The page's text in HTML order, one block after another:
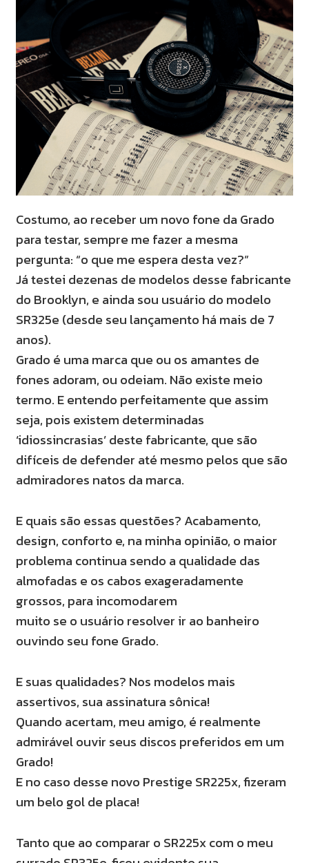
Costumo, ao receber um novo fone da Grado
para testar, sempre me fazer a mesma
pergunta: “o que me espera desta vez?”
Já testei dezenas de modelos desse fabricante
do Brooklyn, e ainda sou usuário do modelo
SR325e (desde seu lançamento há mais de 7
anos).
Grado é uma marca que ou os amantes de
fones adoram, ou odeiam. Não existe meio
termo. E entendo perfeitamente que assim
seja, pois existem determinadas
‘idiossincrasias’ deste fabricante, que são
difíceis de defender até mesmo pelos que são
admiradores natos da marca.
E quais são essas questões? Acabamento,
design, conforto e, na minha opinião, o maior
problema continua sendo a qualidade das
almofadas e os cabos exageradamente
grossos, para incomodarem
muito se o usuário resolver ir ao banheiro
ouvindo seu fone Grado.
E suas qualidades? Nos modelos mais
assertivos, sua assinatura sônica!
Quando acertam, meu amigo, é realmente
admirável ouvir seus discos preferidos em um
Grado!
E no caso desse novo Prestige SR225x, fizeram
um belo gol de placa!
Tanto que ao comparar o SR225x com o meu